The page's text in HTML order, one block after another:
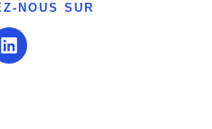
NOUS SUR